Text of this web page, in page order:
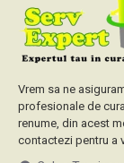
Vrem sa ne
profesionale de
renume, din acest
contactezi pentru a